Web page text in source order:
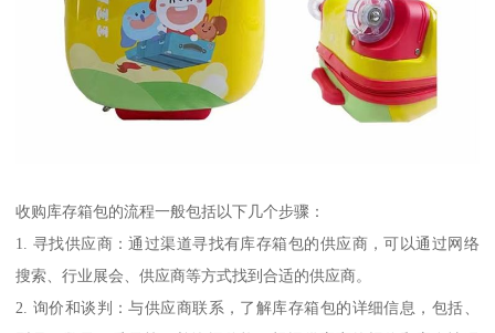
收购库存箱包的流程一般包括以下几个步骤：
1. 寻找供应商：通过渠道寻找有库存箱包的供应商，可以通过网络
搜索、行业展会、供应商等方式找到合适的供应商。
2. 询价和谈判：与供应商联系，了解库存箱包的详细信息，包括、